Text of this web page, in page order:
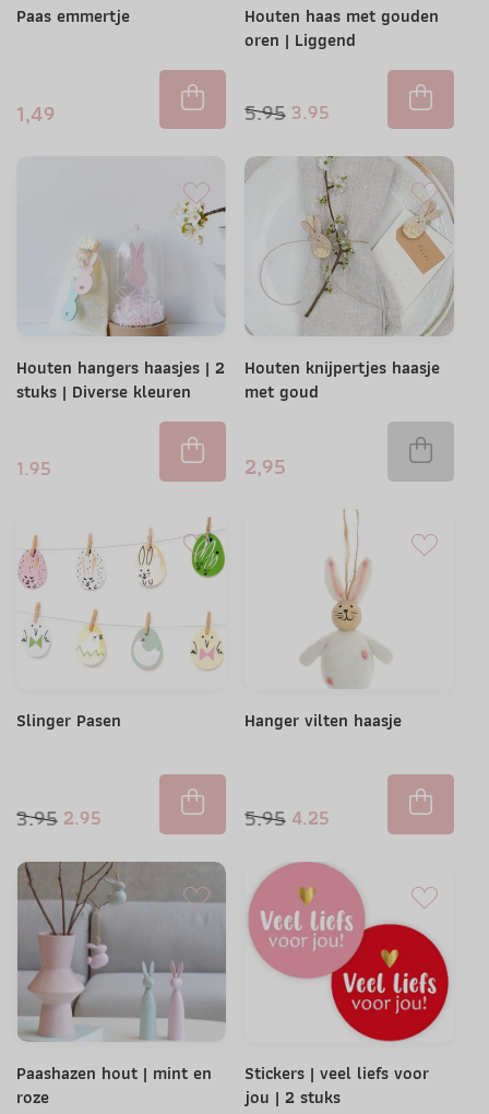
Paas emmertje
1,49
Houten haas met gouden
oren | Liggend
5.95 3.95
Houten hangers haasjes | 2
stuks | Diverse kleuren
1.95
Houten knijpertjes haasje
met goud
2,95
Slinger Pasen
3.95 2.95
Hanger vilten haasje
5.95 4.25
Paashazen hout | mint en
roze
Stickers | veel liefs voor
jou | 2 stuks